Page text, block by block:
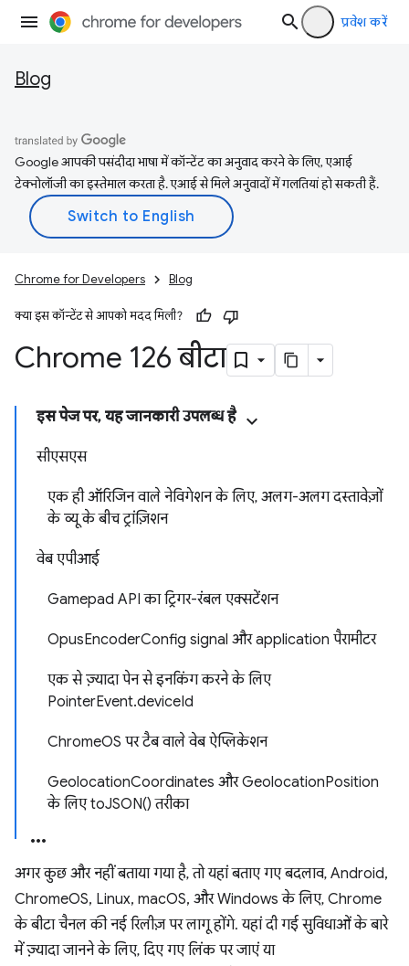
प्रवेश करें
Blog
Google आपकी पसंदीदा भाषा में कॉन्टेंट का अनुवाद करने के लिए, एआई
टेक्नोलॉजी का इस्तेमाल करता है. एआई से मिले अनुवादों में गलतियां हो सकती हैं.
Chrome for Developers Blog
क्या इस कॉन्टेंट से आपको मदद मिली?
Chrome 126 बीटा
इस पेज पर, यह जानकारी उपलब्ध है
सीएसएस
एक ही ऑरिजिन वाले नेविगेशन के लिए, अलग-अलग दस्तावेज़ों
के व्यू के बीच ट्रांज़िशन
वेब एपीआई
Gamepad API का ट्रिगर-रंबल एक्सटेंशन
OpusEncoderConfig signal और application पैरामीटर
एक से ज़्यादा पेन से इनकिंग करने के लिए
PointerEvent.deviceId
ChromeOS पर टैब वाले वेब ऐप्लिकेशन
GeolocationCoordinates और GeolocationPosition
के लिए toJSON() तरीका
अगर कुछ और नहीं बताया गया है, तो यहां बताए गए बदलाव, Android,
ChromeOS, Linux, macOS, और Windows के लिए, Chrome
के बीटा चैनल की नई रिलीज़ पर लागू होंगे. यहां दी गई सुविधाओं के बारे
में ज़्यादा जानने के लिए, दिए गए लिंक पर जाएं या